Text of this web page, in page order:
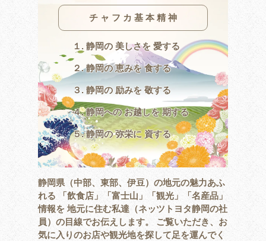
チ ャ フ カ 基 本 精 神
１. 静岡の 美しさを 愛する
２. 静岡の 恵みを 食する
３. 静岡の 励みを 敬する
４. 静岡への お越しを 期する
５. 静岡の 弥栄に 資する
静岡県（中部、東部、伊豆）の地元の魅力あふ
れる 「飲食店」「富士山」「観光」「名産品」
情報を 地元に住む私達（ネッツトヨタ静岡の社
員）の目線でお伝えします。
ご覧いただき、お
気に入りのお店や観光地を探して足を運んでく